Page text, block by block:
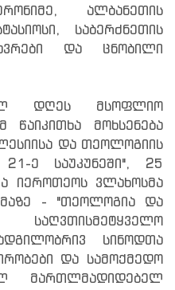
ალბანეთის
საბერძნეთის
და ცნობილი
დღეს მსოფლიო
წაიკითხა მოხსენება
და თეოლოგიის
ე საუკუნეში", 25
იეროთეოს ვლახოსმა
- "თეოლოგია და
სინოდთა
და სამოქმედო
მართლმადიდებელ